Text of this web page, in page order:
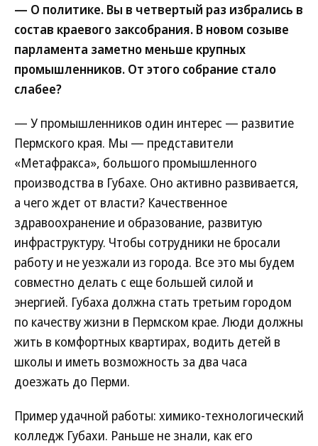
— О политике. Вы в четвертый раз избрались в
состав краевого заксобрания. В новом созыве
парламента заметно меньше крупных
промышленников. От этого собрание стало
слабее?
— У промышленников один интерес — развитие
Пермского края. Мы — представители
«Метафракса», большого промышленного
производства в Губахе. Оно активно развивается,
а чего ждет от власти? Качественное
здравоохранение и образование, развитую
инфраструктуру. Чтобы сотрудники не бросали
работу и не уезжали из города. Все это мы будем
совместно делать с еще большей силой и
энергией. Губаха должна стать третьим городом
по качеству жизни в Пермском крае. Люди должны
жить в комфортных квартирах, водить детей в
школы и иметь возможность за два часа
доезжать до Перми.
Пример удачной работы: химико-технологический
колледж Губахи. Раньше не знали, как его